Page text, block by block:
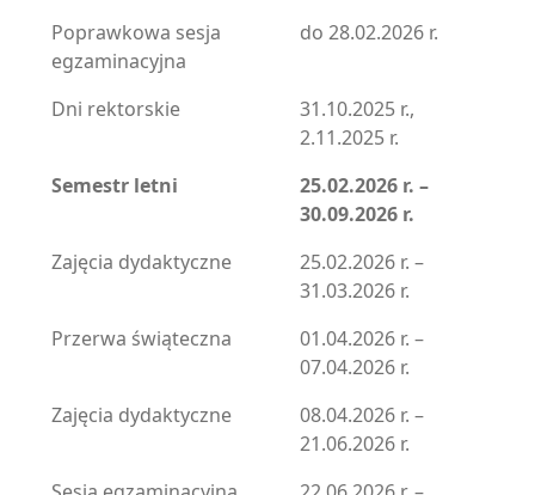
Poprawkowa sesja
egzaminacyjna
do 28.02.2026 r.
Dni rektorskie
31.10.2025 r.,
2.11.2025 r.
Semestr letni
25.02.2026 r. –
30.09.2026 r.
Zajęcia dydaktyczne
25.02.2026 r. –
31.03.2026 r.
Przerwa świąteczna
01.04.2026 r. –
07.04.2026 r.
Zajęcia dydaktyczne
08.04.2026 r. –
21.06.2026 r.